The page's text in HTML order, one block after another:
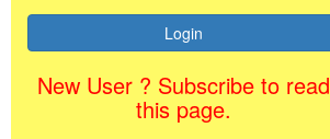
New User ? Subscribe to read
this page.